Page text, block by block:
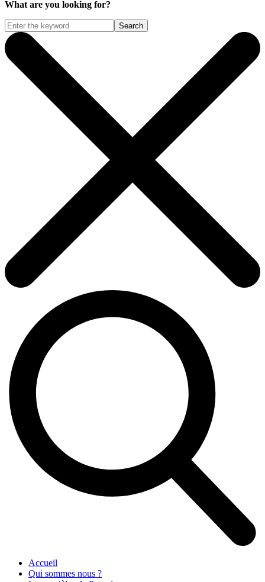
What are you looking for?
Search
Accueil
Qui sommes nous ?